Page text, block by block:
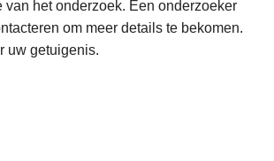
van het onderzoek. Een onderzoeker
om meer details te bekomen.
uw getuigenis.